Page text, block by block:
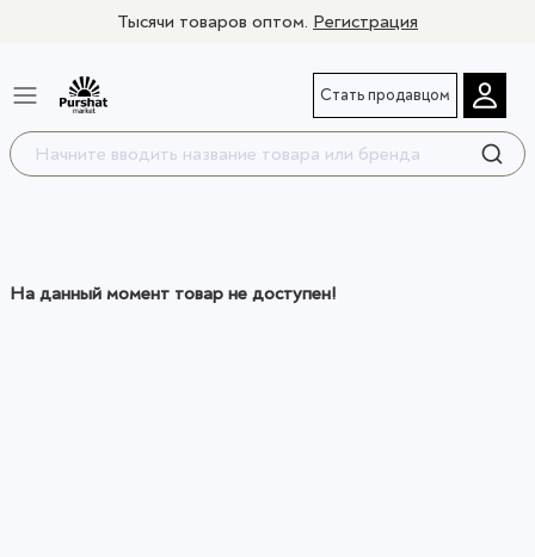
Тысячи товаров оптом. Регистрация
Стать продавцом
На данный момент товар не доступен!